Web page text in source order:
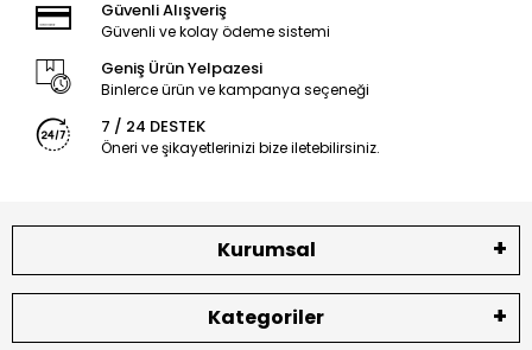
Güvenli Alışveriş
Güvenli ve kolay ödeme sistemi
Geniş Ürün Yelpazesi
Binlerce ürün ve kampanya seçeneği
7 / 24 DESTEK
Öneri ve şikayetlerinizi bize iletebilirsiniz.
Kurumsal
Kategoriler